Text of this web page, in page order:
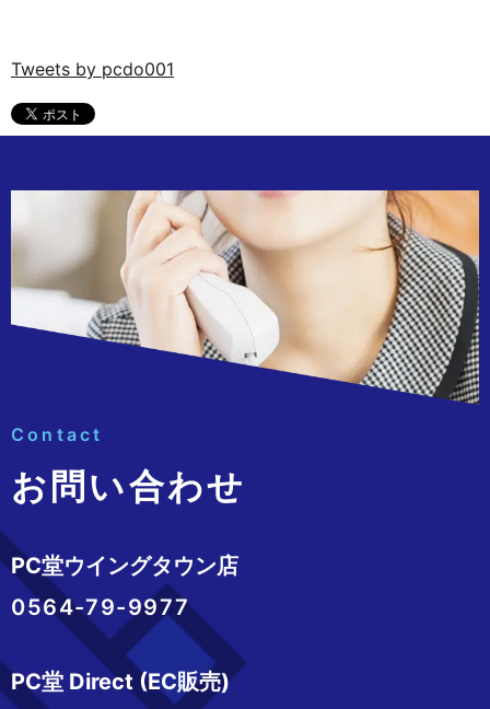
Tweets by pcdo001
Contact
お問い合わせ
PC堂ウイングタウン店
0564-79-9977
PC堂 Direct (EC販売)